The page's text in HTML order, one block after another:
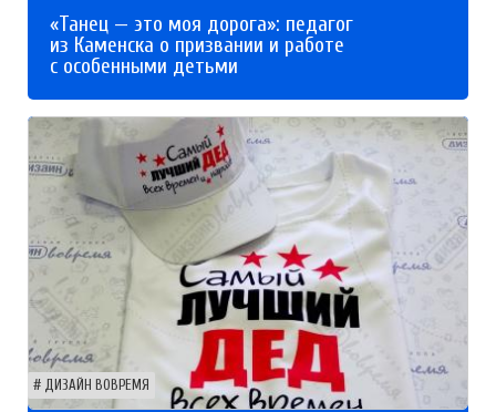
«Танец — это моя дорога»: педагог
из Каменска о призвании и работе
с особенными детьми
ДИЗАЙН ВОВРЕМЯ